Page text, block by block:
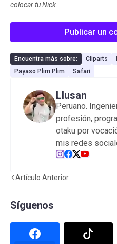
colocar tu Nick.
Publicar un
Encuentra más sobre: Cliparts
Payaso Plim Plim
Safari
Llusan
Peruano.
profesión,
otaku por
mis redes
Artículo Anterior
Síguenos